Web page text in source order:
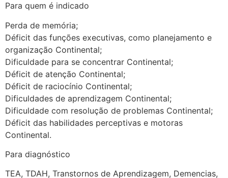
Para quem é indicado
Perda de memória;
Déficit das funções executivas, como planejamento e
organização Continental;
Dificuldade para se concentrar Continental;
Déficit de atenção Continental;
Déficit de raciocínio Continental;
Dificuldades de aprendizagem Continental;
Dificuldade com resolução de problemas Continental;
Déficit das habilidades perceptivas e motoras
Continental.
Para diagnóstico
TEA, TDAH, Transtornos de Aprendizagem, Demencias,